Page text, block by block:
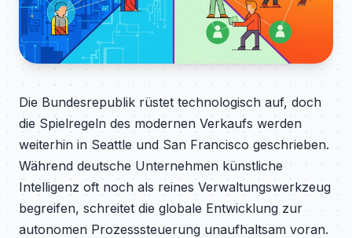
Die Bundesrepublik rüstet technologisch auf, doch
die Spielregeln des modernen Verkaufs werden
weiterhin in Seattle und San Francisco geschrieben.
Während deutsche Unternehmen künstliche
Intelligenz oft noch als reines Verwaltungswerkzeug
begreifen, schreitet die globale Entwicklung zur
autonomen Prozesssteuerung unaufhaltsam voran.